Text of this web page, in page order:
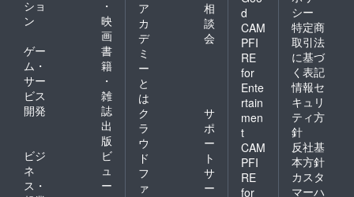
ショ
ン
・
映
画
ゲー
ム・
サー
ビス
開発
書
籍
・
雑
誌
出
版
ビジ
ネ
ス・
ビ
ュ
ー
ア
カ
デ
ミ
ー
と
は
相
談
会
ク
ラ
ウ
ド
フ
ァ
サ
ポ
ー
ト
サ
ー
d
CAM
PFI
RE
for
Ente
rtain
men
t
CAM
PFI
RE
for
シー
特定商
取引法
に基づ
く表記
情報セ
キュリ
ティ方
針
反社基
本方針
カスタ
マーハ